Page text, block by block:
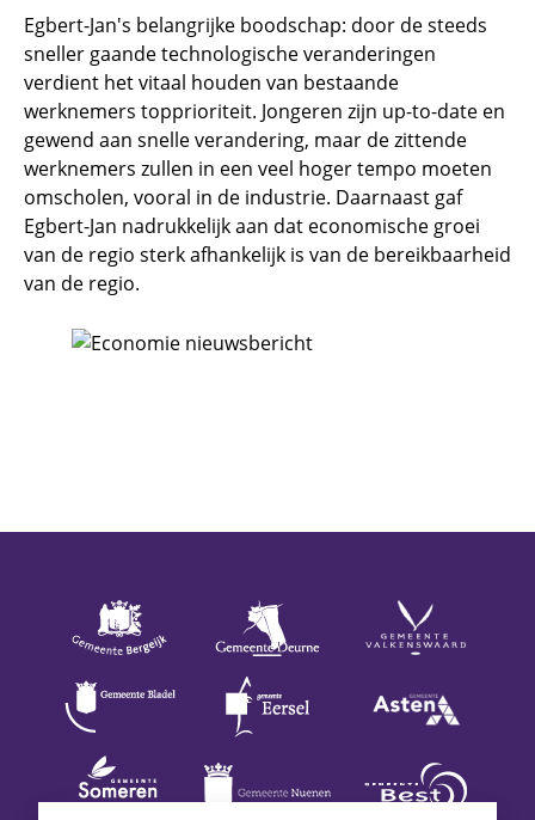
Egbert-Jan's belangrijke boodschap: door de steeds
sneller gaande technologische veranderingen
verdient het vitaal houden van bestaande
werknemers topprioriteit. Jongeren zijn up-to-date en
gewend aan snelle verandering, maar de zittende
werknemers zullen in een veel hoger tempo moeten
omscholen, vooral in de industrie. Daarnaast gaf
Egbert-Jan nadrukkelijk aan dat economische groei
van de regio sterk afhankelijk is van de bereikbaarheid
van de regio.